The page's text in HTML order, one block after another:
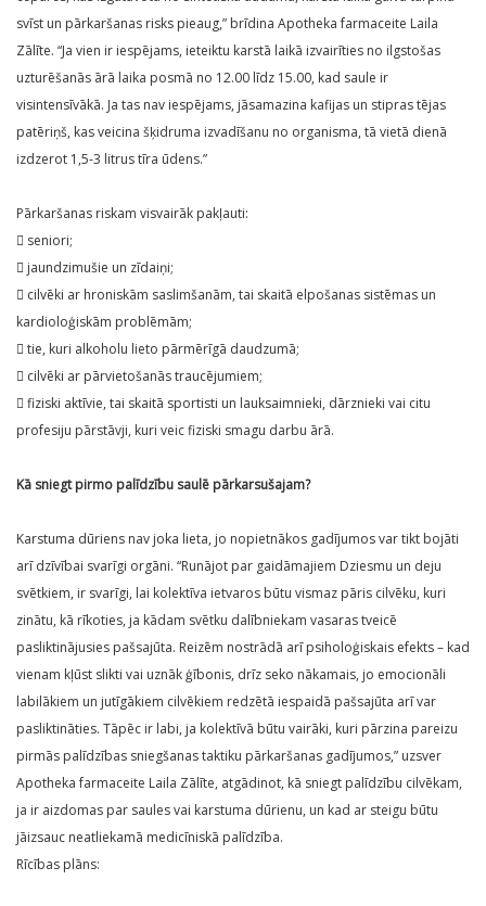
svīst un pārkaršanas risks pieaug,” brīdina Apotheka farmaceite Laila
Zālīte. “Ja vien ir iespējams, ieteiktu karstā laikā izvairīties no ilgstošas
uzturēšanās ārā laika posmā no 12.00 līdz 15.00, kad saule ir
visintensīvākā. Ja tas nav iespējams, jāsamazina kafijas un stipras tējas
patēriņš, kas veicina šķidruma izvadīšanu no organisma, tā vietā dienā
izdzerot 1,5-3 litrus tīra ūdens.”
Pārkaršanas riskam visvairāk pakļauti:
 seniori;
 jaundzimušie un zīdaiņi;
 cilvēki ar hroniskām saslimšanām, tai skaitā elpošanas sistēmas un
kardioloģiskām problēmām;
 tie, kuri alkoholu lieto pārmērīgā daudzumā;
 cilvēki ar pārvietošanās traucējumiem;
 fiziski aktīvie, tai skaitā sportisti un lauksaimnieki, dārznieki vai citu
profesiju pārstāvji, kuri veic fiziski smagu darbu ārā.
Kā sniegt pirmo palīdzību saulē pārkarsušajam?
Karstuma dūriens nav joka lieta, jo nopietnākos gadījumos var tikt bojāti
arī dzīvībai svarīgi orgāni. “Runājot par gaidāmajiem Dziesmu un deju
svētkiem, ir svarīgi, lai kolektīva ietvaros būtu vismaz pāris cilvēku, kuri
zinātu, kā rīkoties, ja kādam svētku dalībniekam vasaras tveicē
pasliktinājusies pašsajūta. Reizēm nostrādā arī psiholoģiskais efekts – kad
vienam kļūst slikti vai uznāk ģībonis, drīz seko nākamais, jo emocionāli
labilākiem un jutīgākiem cilvēkiem redzētā iespaidā pašsajūta arī var
pasliktināties. Tāpēc ir labi, ja kolektīvā būtu vairāki, kuri pārzina pareizu
pirmās palīdzības sniegšanas taktiku pārkaršanas gadījumos,” uzsver
Apotheka farmaceite Laila Zālīte, atgādinot, kā sniegt palīdzību cilvēkam,
ja ir aizdomas par saules vai karstuma dūrienu, un kad ar steigu būtu
jāizsauc neatliekamā medicīniskā palīdzība.
Rīcības plāns: